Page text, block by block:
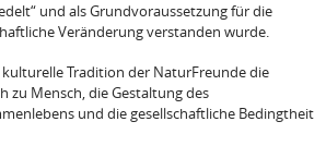
und als Grundvoraussetzung für die
Veränderung verstanden wurde.
Tradition der NaturFreunde die
zu Mensch, die Gestaltung des
und die gesellschaftliche Bedingtheit